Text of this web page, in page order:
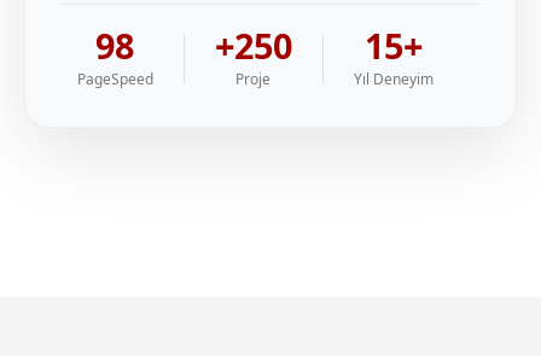
98
PageSpeed
+250
Proje
15+
Yıl Deneyim